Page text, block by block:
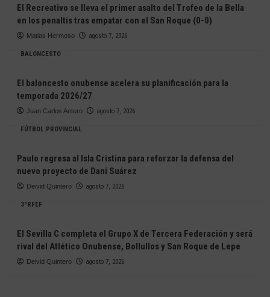
El Recreativo se lleva el primer asalto del Trofeo de la Bella
en los penaltis tras empatar con el San Roque (0-0)
Matias Hermoso agosto 7, 2026
BALONCESTO
El baloncesto onubense acelera su planificación para la
temporada 2026/27
Juan Carlos Antero agosto 7, 2026
FÚTBOL PROVINCIAL
Paulo regresa al Isla Cristina para reforzar la defensa del
nuevo proyecto de Dani Suárez
Deivid Quintero agosto 7, 2026
3ªRFEF
El Sevilla C completa el Grupo X de Tercera Federación y será
rival del Atlético Onubense, Bollullos y San Roque de Lepe
Deivid Quintero agosto 7, 2026